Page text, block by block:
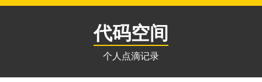
跳
代码空间
个人点滴记录